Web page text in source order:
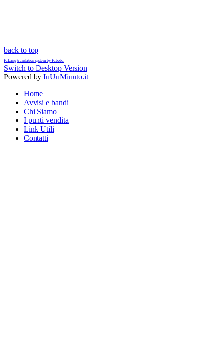
back to top
FaLang translation system by Faboba
Switch to Desktop Version
Powered by InUnMinuto.it
Home
Avvisi e bandi
Chi Siamo
I punti vendita
Link Utili
Contatti